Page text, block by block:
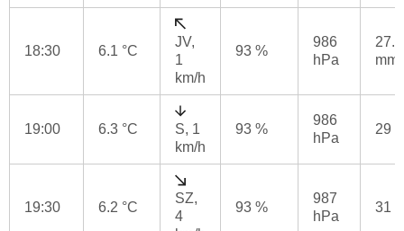
18:30 6.1 °C
JV,
1
km/h
93 %
986
hPa
27.2
mm
19:00 6.3 °C
S, 1
km/h
93 %
986
hPa
29
19:30 6.2 °C
SZ,
4
93 %
987
hPa
31